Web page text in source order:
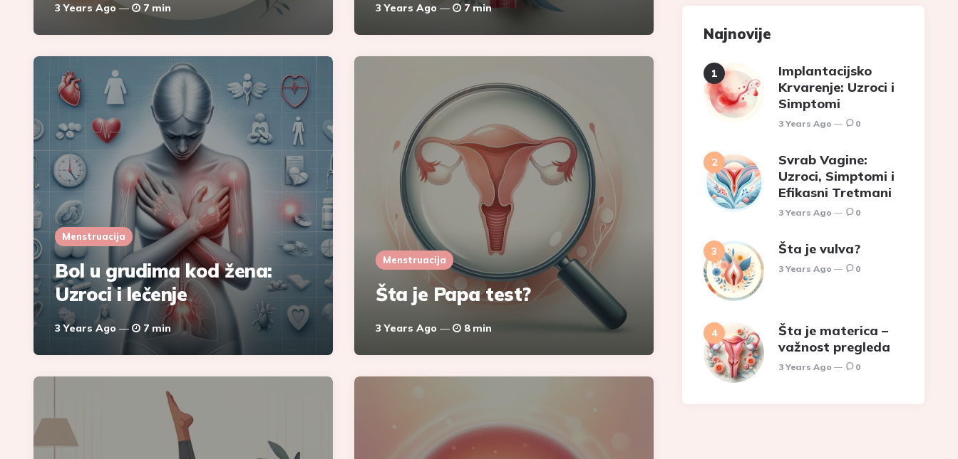
3 Years Ago 7 min 3 Years Ago 7 min
Menstruacija
Bol u grudima kod žena:
Uzroci i lečenje
3 Years Ago 7 min
Menstruacija
Šta je Papa test?
3 Years Ago 8 min
Najnovije
Implantacijsko
Krvarenje: Uzroci i
Simptomi
3 Years Ago 0
Svrab Vagine:
Uzroci, Simptomi i
Efikasni Tretmani
3 Years Ago 0
Šta je vulva?
3 Years Ago 0
Šta je materica –
važnost pregleda
3 Years Ago 0